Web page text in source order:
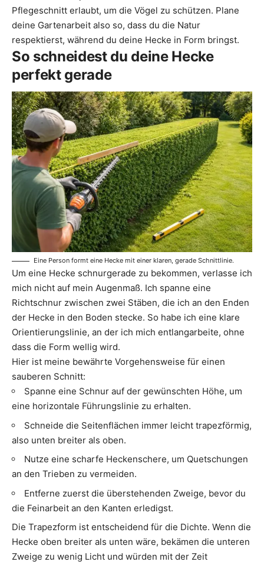
Pflegeschnitt erlaubt, um die Vögel zu schützen. Plane
deine Gartenarbeit also so, dass du die Natur
respektierst, während du deine Hecke in Form bringst.
So schneidest du deine Hecke
perfekt gerade
Eine Person formt eine Hecke mit einer klaren, gerade Schnittlinie.
Um eine Hecke schnurgerade zu bekommen, verlasse ich
mich nicht auf mein Augenmaß. Ich spanne eine
Richtschnur zwischen zwei Stäben, die ich an den Enden
der Hecke in den Boden stecke. So habe ich eine klare
Orientierungslinie, an der ich mich entlangarbeite, ohne
dass die Form wellig wird.
Hier ist meine bewährte Vorgehensweise für einen
sauberen Schnitt:
Spanne eine Schnur auf der gewünschten Höhe, um
eine horizontale Führungslinie zu erhalten.
Schneide die Seitenflächen immer leicht trapezförmig,
also unten breiter als oben.
Nutze eine scharfe Heckenschere, um Quetschungen
an den Trieben zu vermeiden.
Entferne zuerst die überstehenden Zweige, bevor du
die Feinarbeit an den Kanten erledigst.
Die Trapezform ist entscheidend für die Dichte. Wenn die
Hecke oben breiter als unten wäre, bekämen die unteren
Zweige zu wenig Licht und würden mit der Zeit